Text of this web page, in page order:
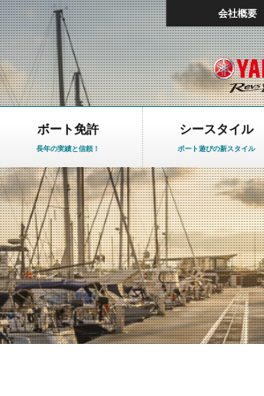
会社概要
ボート免許
長年の実績と信頼！
シースタイル
ボート遊びの新スタイル